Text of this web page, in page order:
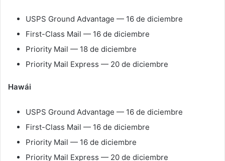
USPS Ground Advantage — 16 de diciembre
First-Class Mail — 16 de diciembre
Priority Mail — 18 de diciembre
Priority Mail Express — 20 de diciembre
Hawái
USPS Ground Advantage — 16 de diciembre
First-Class Mail — 16 de diciembre
Priority Mail — 16 de diciembre
Priority Mail Express — 20 de diciembre